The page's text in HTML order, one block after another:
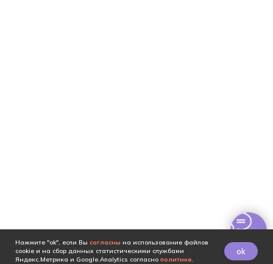
Нажмите "ok", если Вы согласны на использование файлов
cookie и на сбор данных статистическими службами
Яндекс.Метрика и Google.Analytics согласно политике.
ok